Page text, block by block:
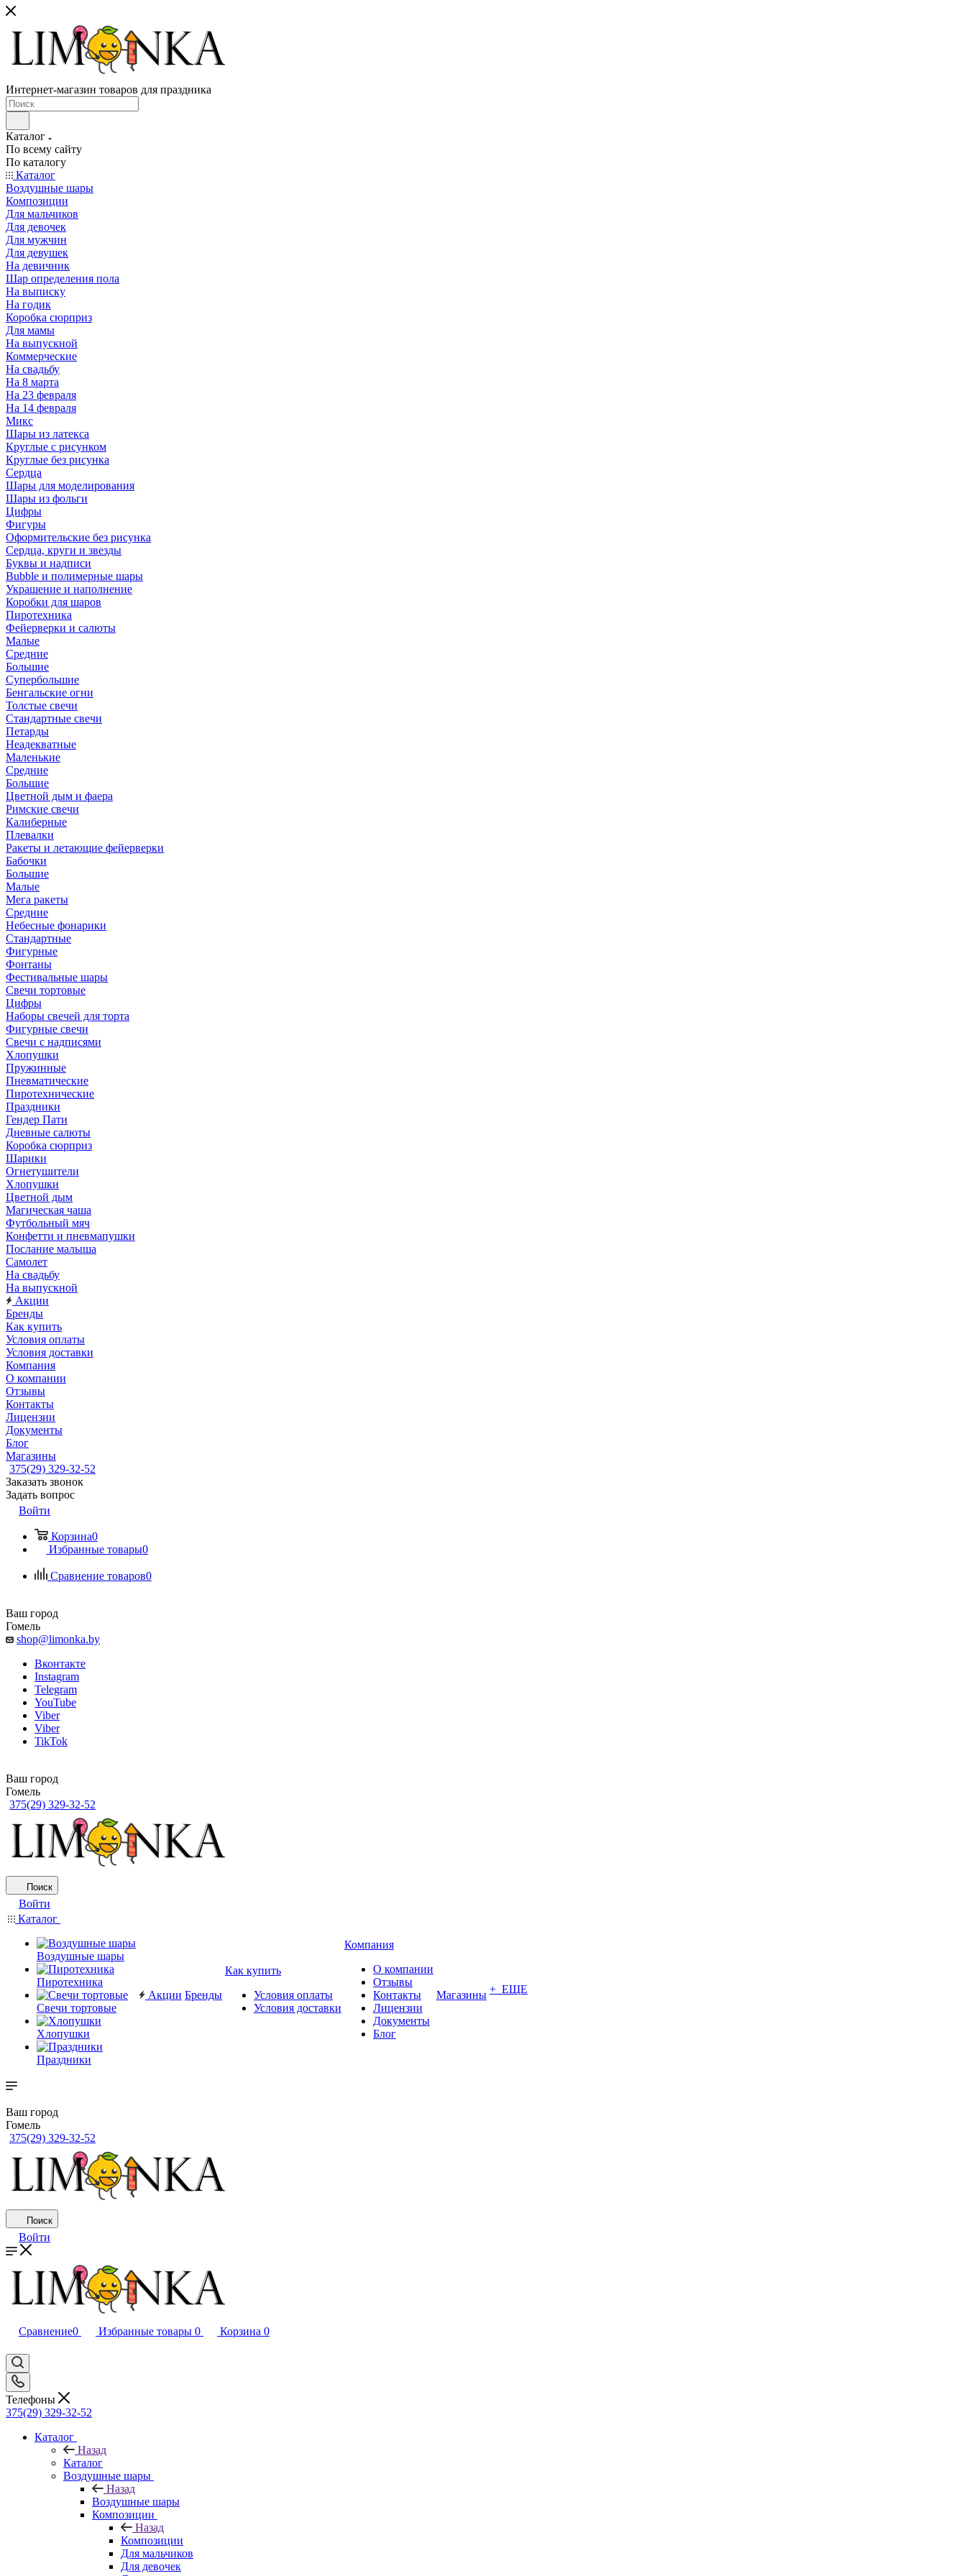
Интернет-магазин товаров для праздника
Каталог
По всему сайту
По каталогу
Каталог
Воздушные шары
Композиции
Для мальчиков
Для девочек
Для мужчин
Для девушек
На девичник
Шар определения пола
На выписку
На годик
Коробка сюрприз
Для мамы
На выпускной
Коммерческие
На свадьбу
На 8 марта
На 23 февраля
На 14 февраля
Микс
Шары из латекса
Круглые с рисунком
Круглые без рисунка
Сердца
Шары для моделирования
Шары из фольги
Цифры
Фигуры
Оформительские без рисунка
Сердца, круги и звезды
Буквы и надписи
Bubble и полимерные шары
Украшение и наполнение
Коробки для шаров
Пиротехника
Фейерверки и салюты
Малые
Средние
Большие
Супербольшие
Бенгальские огни
Толстые свечи
Стандартные свечи
Петарды
Неадекватные
Маленькие
Средние
Большие
Цветной дым и фаера
Римские свечи
Калиберные
Плевалки
Ракеты и летающие фейерверки
Бабочки
Большие
Малые
Мега ракеты
Средние
Небесные фонарики
Стандартные
Фигурные
Фонтаны
Фестивальные шары
Свечи тортовые
Цифры
Наборы свечей для торта
Фигурные свечи
Свечи с надписями
Хлопушки
Пружинные
Пневматические
Пиротехнические
Праздники
Гендер Пати
Дневные салюты
Коробка сюрприз
Шарики
Огнетушители
Хлопушки
Цветной дым
Магическая чаша
Футбольный мяч
Конфетти и пневмапушки
Послание малыша
Самолет
На свадьбу
На выпускной
Акции
Бренды
Как купить
Условия оплаты
Условия доставки
Компания
О компании
Отзывы
Контакты
Лицензии
Документы
Блог
Магазины
375(29) 329-32-52
Заказать звонок
Задать вопрос
Войти
Корзина0
Избранные товары0
Сравнение товаров0
Ваш город
Гомель
shop@limonka.by
Вконтакте
Instagram
Telegram
YouTube
Viber
Viber
TikTok
Ваш город
Гомель
375(29) 329-32-52
Поиск
Войти
Каталог
Воздушные шары
Пиротехника
Свечи тортовые
Хлопушки
Праздники
Акции Бренды
Как купить
Условия оплаты
Условия доставки
Компания
О компании
Отзывы
Контакты
Лицензии
Документы
Блог
Магазины + ЕЩЕ
Ваш город
Гомель
375(29) 329-32-52
Поиск
Войти
Сравнение0 Избранные товары 0 Корзина 0
Телефоны
375(29) 329-32-52
Каталог
Назад
Каталог
Воздушные шары
Назад
Воздушные шары
Композиции
Назад
Композиции
Для мальчиков
Для девочек